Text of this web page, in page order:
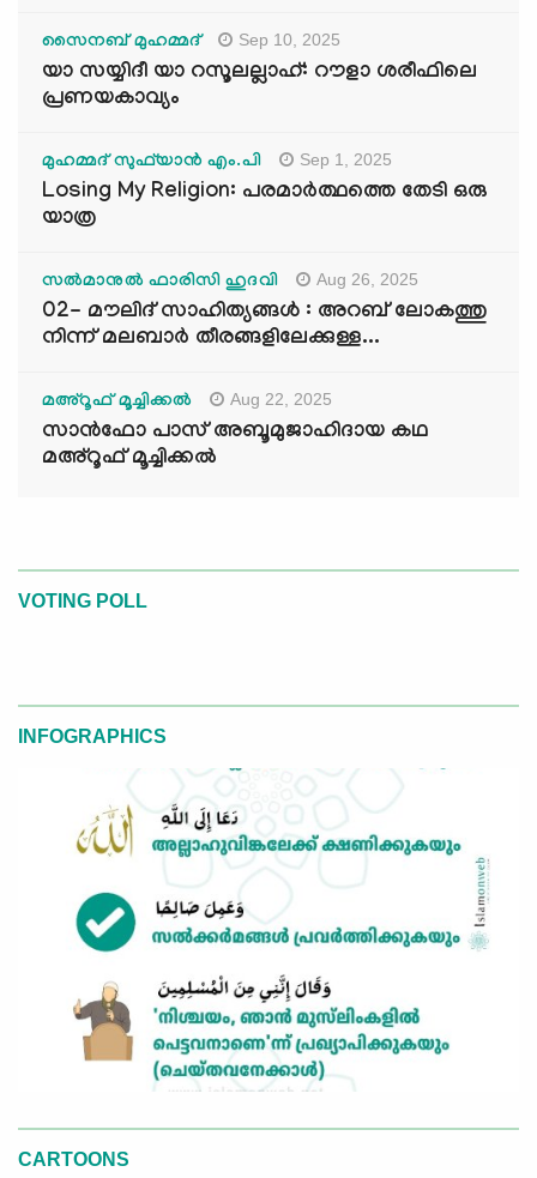
സൈനബ് മുഹമ്മദ് Sep 10, 2025
യാ സയ്യിദീ യാ റസൂലല്ലാഹ്: റൗളാ ശരീഫിലെ
പ്രണയകാവ്യം
മുഹമ്മദ് സുഫ്‌യാൻ എം.പി Sep 1, 2025
Losing My Religion: പരമാർത്ഥത്തെ തേടി ഒരു
യാത്ര
സൽമാനുൽ ഫാരിസി ഹുദവി Aug 26, 2025
02- മൗലിദ് സാഹിത്യങ്ങൾ : അറബ് ലോകത്തു
നിന്ന് മലബാർ തീരങ്ങളിലേക്കുള്ള...
മഅ്റൂഫ് മൂച്ചിക്കല്‍ Aug 22, 2025
സാൻഫോ പാസ് അബൂമുജാഹിദായ കഥ
മഅ്റൂഫ് മൂച്ചിക്കല്‍
VOTING POLL
INFOGRAPHICS
CARTOONS